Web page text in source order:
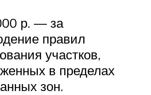
р. — за
правил
участков,
в пределах
зон.